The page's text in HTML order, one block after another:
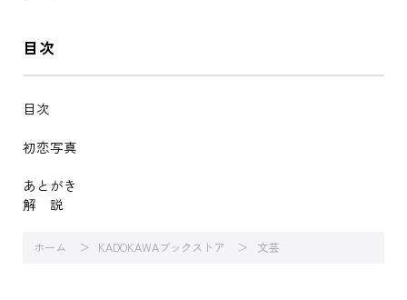
目次
目次
初恋写真
あとがき
解 説
ホーム KADOKAWAブックストア 文芸